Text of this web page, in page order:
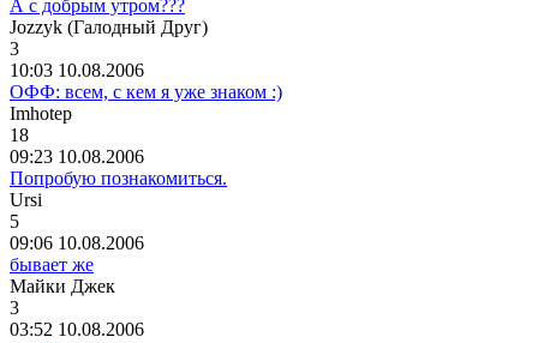
А с добрым утром???
Jozzyk (Галодный Друг)
3
10:03 10.08.2006
ОФФ: всем, с кем я уже знаком :)
Imhotep
18
09:23 10.08.2006
Попробую познакомиться.
Ursi
5
09:06 10.08.2006
бывает же
Майки Джек
3
03:52 10.08.2006